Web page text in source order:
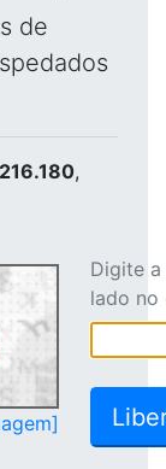
de
,
Digite
lado no